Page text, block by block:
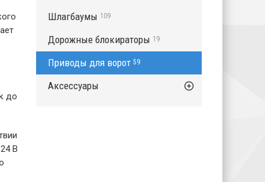
до
В
Шлагбаумы 109
Дорожные блокираторы 19
Приводы для ворот 59
Аксессуары